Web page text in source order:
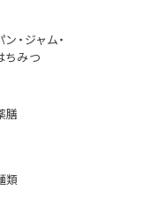
ン・ジャム・
ちみつ
膳
類